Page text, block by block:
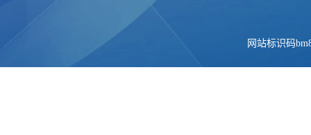
网站标识码